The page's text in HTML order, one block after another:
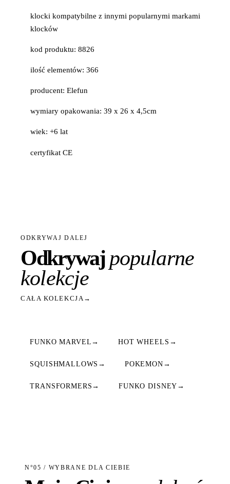
klocki kompatybilne z innymi popularnymi markami
klocków
kod produktu: 8826
ilość elementów: 366
producent: Elefun
wymiary opakowania: 39 x 26 x 4,5cm
wiek: +6 lat
certyfikat CE
ODKRYWAJ DALEJ
Odkrywajpopularne
kolekcje
CAŁA KOLEKCJA →
FUNKO MARVEL → HOT WHEELS →
SQUISHMALLOWS → POKEMON →
TRANSFORMERS → FUNKO DISNEY →
N°05 / WYBRANE DLA CIEBIE